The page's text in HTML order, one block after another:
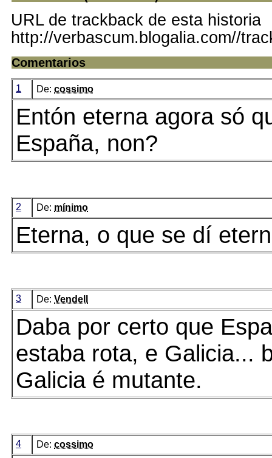
URL de trackback de esta historia
http://verbascum.blogalia.com//
Comentarios
1 De: cossimo
Entón eterna agora só
España, non?
2 De: mínimo
Eterna, o que se dí
3 De: Vendell
Daba por certo que
estaba rota, e Galicia...
Galicia é mutante.
4 De: cossimo